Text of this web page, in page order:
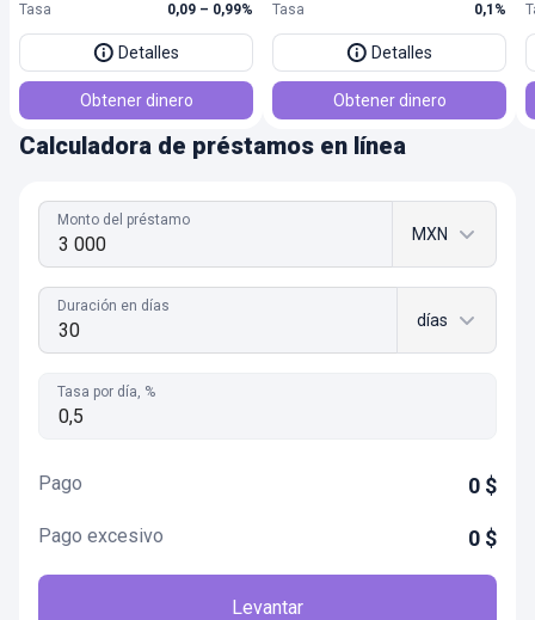
Tasa
0,09 – 0,99%
Detalles
Obtener dinero
Tasa
0,1%
Detalles
Obtener dinero
Calculadora de préstamos en línea
Monto del préstamo
MXN
Duración en días
días
Tasa por día, %
Pago 0 $
Pago excesivo 0 $
Levantar